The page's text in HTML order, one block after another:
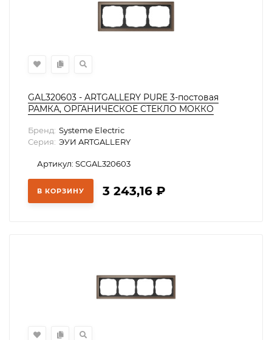
GAL320603 - ARTGALLERY PURE 3-постовая
РАМКА, ОРГАНИЧЕСКОЕ СТЕКЛО МОККО
Бренд: Systeme Electric
Серия: ЭУИ ARTGALLERY
Артикул: SCGAL320603
В КОРЗИНУ 3 243,16 ₽